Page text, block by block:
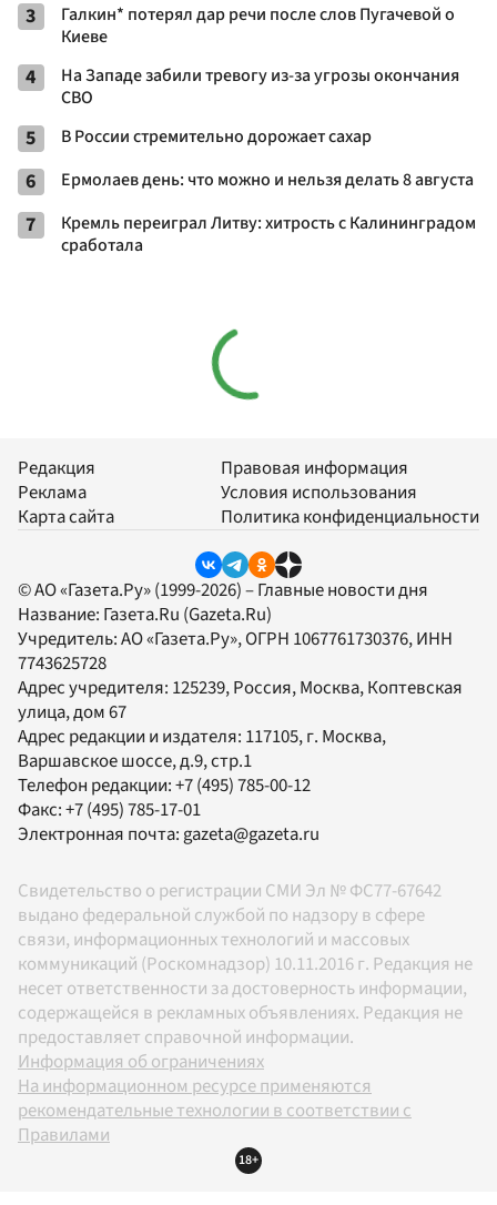
3
Галкин* потерял дар речи после слов Пугачевой о
Киеве
4
На Западе забили тревогу из-за угрозы окончания
СВО
5 В России стремительно дорожает сахар
6 Ермолаев день: что можно и нельзя делать 8 августа
7
Кремль переиграл Литву: хитрость с Калининградом
сработала
Редакция
Реклама
Карта сайта
Правовая информация
Условия использования
Политика конфиденциальности
© АО «Газета.Ру» (1999-2026) – Главные новости дня
Название: Газета.Ru (Gazeta.Ru)
Учредитель:АО «Газета.Ру», ОГРН 1067761730376, ИНН
7743625728
Адрес учредителя: 125239, Россия, Москва, Коптевская
улица, дом 67
Адрес редакции и издателя: 117105, г. Москва,
Варшавское шоссе, д.9, стр.1
Телефон редакции:+7 (495) 785-00-12
Факс:+7 (495) 785-17-01
Электронная почта:gazeta@gazeta.ru
Свидетельство о регистрации СМИ Эл № ФС77-67642
выдано федеральной службой по надзору в сфере
связи, информационных технологий и массовых
коммуникаций (Роскомнадзор) 10.11.2016 г. Редакция не
несет ответственности за достоверность информации,
содержащейся в рекламных объявлениях. Редакция не
предоставляет справочной информации.
Информация об ограничениях
На информационном ресурсе применяются
рекомендательные технологии в соответствии с
Правилами
18+